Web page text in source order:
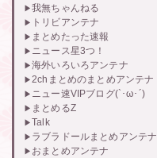
我無ちゃんねる
トリビアンテナ
まとめたった速報
ニュース星3つ！
海外いろいろアンテナ
2chまとめのまとめアンテナ
ニュー速VIPブログ(`･ω･´)
まとめるZ
Talk
ラブラドールまとめアンテナ
おまとめアンテナ